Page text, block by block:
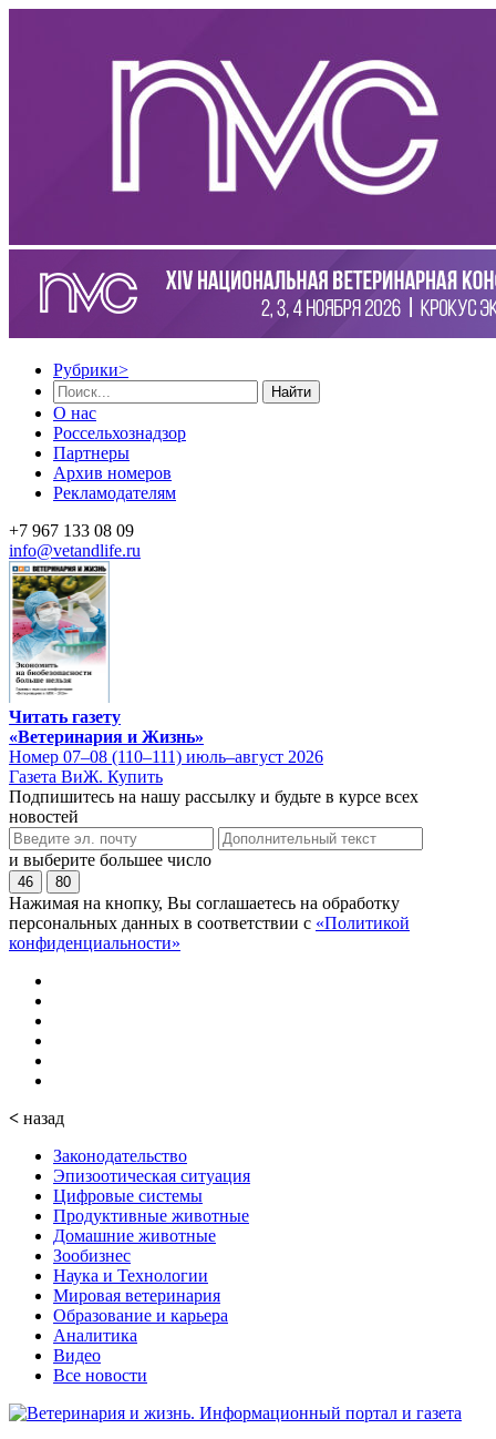
Рубрики>
Найти
О нас
Россельхознадзор
Партнеры
Архив номеров
Рекламодателям
+7 967 133 08 09
info@vetandlife.ru
Читать газету
«Ветеринария и Жизнь»
Номер 07–08 (110–111) июль–август 2026
Газета ВиЖ. Купить
Подпишитесь на нашу рассылку и будьте в курсе всех
новостей
и выберите большее число
46 80
Нажимая на кнопку, Вы соглашаетесь на обработку
персональных данных в соответствии с «Политикой
конфиденциальности»
< назад
Законодательство
Эпизоотическая ситуация
Цифровые системы
Продуктивные животные
Домашние животные
Зообизнес
Наука и Технологии
Мировая ветеринария
Образование и карьера
Аналитика
Видео
Все новости